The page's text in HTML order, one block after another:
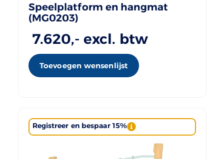
Speelplatform en hangmat
(MG0203)
7.620,- excl. btw
Toevoegen wensenlijst
Registreer en bespaar 15%